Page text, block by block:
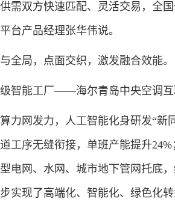
需双方快速匹配、灵活交易，全
台产品经理张华伟说。
局，点面交织，激发融合效能。
能工厂——海尔青岛中央空调互
网发力，人工智能化身研发“新
工序无缝衔接，单班产能提升
电网、水网、城市地下管网托底
实现了高端化、智能化、绿色化